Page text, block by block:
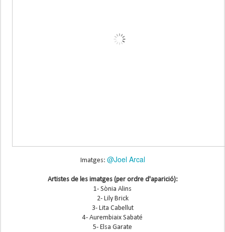
Imatges: @Joel Arcal
Artistes de les imatges (per ordre d'aparició):
1- Sònia Alins
2- Lily Brick
3- Lita Cabellut
4- Aurembiaix Sabaté
5- Elsa Garate